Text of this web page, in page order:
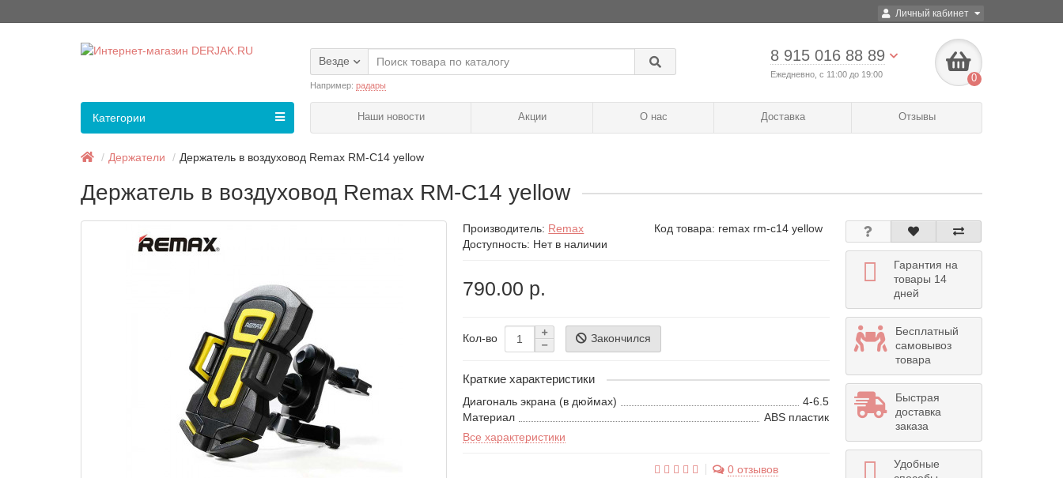
Личный кабинет
8 915 016 88 89
Ежедневно, с 11:00 до 19:00 0
Везде
Например: радары
Наши новости Акции О нас Доставка Отзывы
Категории
Держатели Держатель в воздуховод Remax RM-C14 yellow
Держатель в воздуховод Remax RM-C14 yellow
Производитель: Remax Код товара: remax rm-c14 yellow
Доступность: Нет в наличии
790.00 р.
Кол-во Закончился
Краткие характеристики
Диагональ экрана (в дюймах)
4-6.5
Материал
ABS пластик
Все характеристики
0 отзывов
Гарантия на
товары 14
дней
Бесплатный
самовывоз
товара
Быстрая
доставка
заказа
Удобные